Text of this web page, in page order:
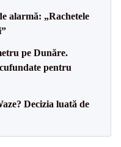
alarmă: „Rachetele
pe Dunăre.
pentru
Decizia luată de